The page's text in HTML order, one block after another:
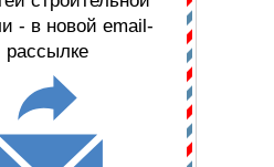
- в новой email-
рассылке